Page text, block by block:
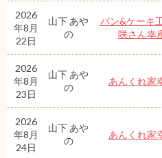
2026
年8月
22日
山下 あや
の
パン&ケーキ
咲さん幸
2026
年8月
23日
山下 あや
の
あんくれ家
2026
年8月
24日
山下 あや
の
あんくれ家